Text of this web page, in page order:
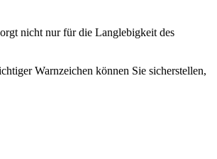
nicht nur für die Langlebigkeit des
Warnzeichen können Sie sicherstellen,